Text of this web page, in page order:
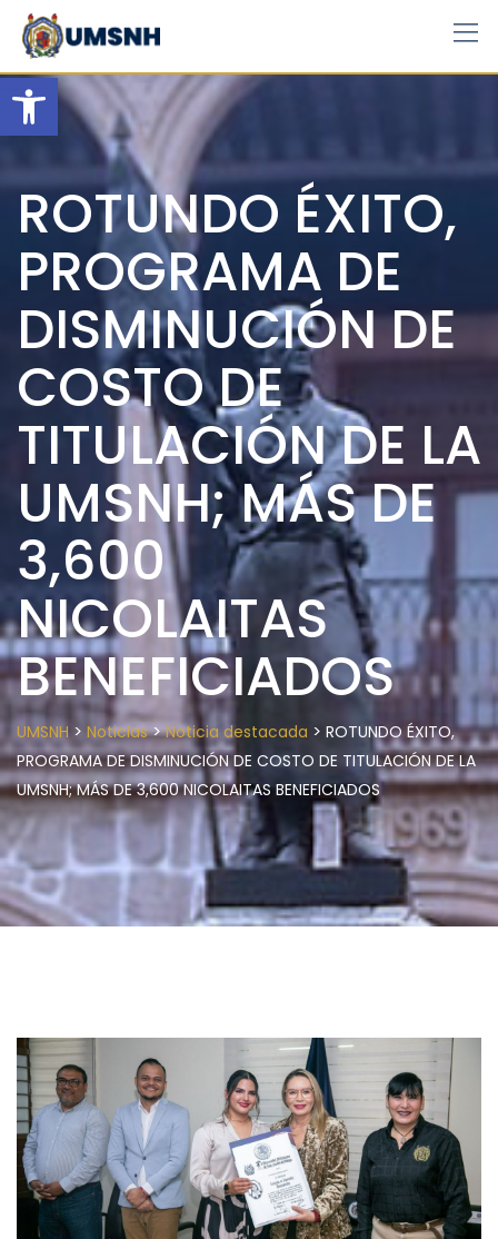
Open toolbar
Skip
content
ROTUNDO ÉXITO,
PROGRAMA DE
DISMINUCIÓN DE
COSTO DE
TITULACIÓN DE LA
UMSNH; MÁS DE
3,600
NICOLAITAS
BENEFICIADOS
UMSNH > Noticias>Noticia destacada > ROTUNDO ÉXITO,
PROGRAMA DE DISMINUCIÓN DE COSTO DE TITULACIÓN DE LA
UMSNH; MÁS DE 3,600 NICOLAITAS BENEFICIADOS